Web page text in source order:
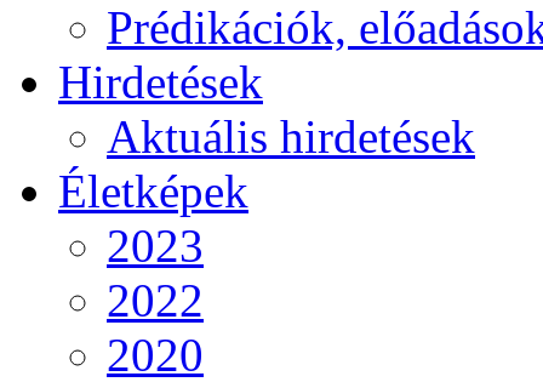
Prédikációk,
Hirdetések
Aktuális hirdetések
Életképek
2023
2022
2020